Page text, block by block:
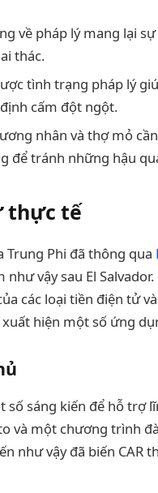
về pháp lý mang lại
thác.
tình trạng pháp lý
cấm đột ngột.
nhân và thợ mỏ
để tránh những hậu
thực tế
Trung Phi đã thông qua
vậy sau El
các loại tiền điện tử
xuất hiện một số ứng
số sáng kiến để hỗ trợ
và một chương trình
như vậy đã biến CAR